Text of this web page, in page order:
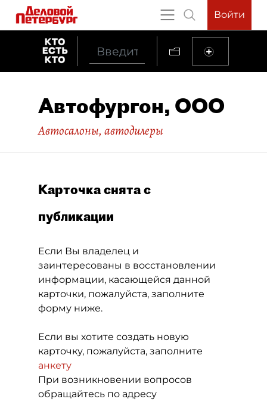
Войти
Автофургон, ООО
Автосалоны, автодилеры
Карточка снята с
публикации
Если Вы владелец и
заинтересованы в восстановлении
информации, касающейся данной
карточки, пожалуйста, заполните
форму ниже.
Если вы хотите создать новую
карточку, пожалуйста, заполните
анкету
При возникновении вопросов
обращайтесь по адресу